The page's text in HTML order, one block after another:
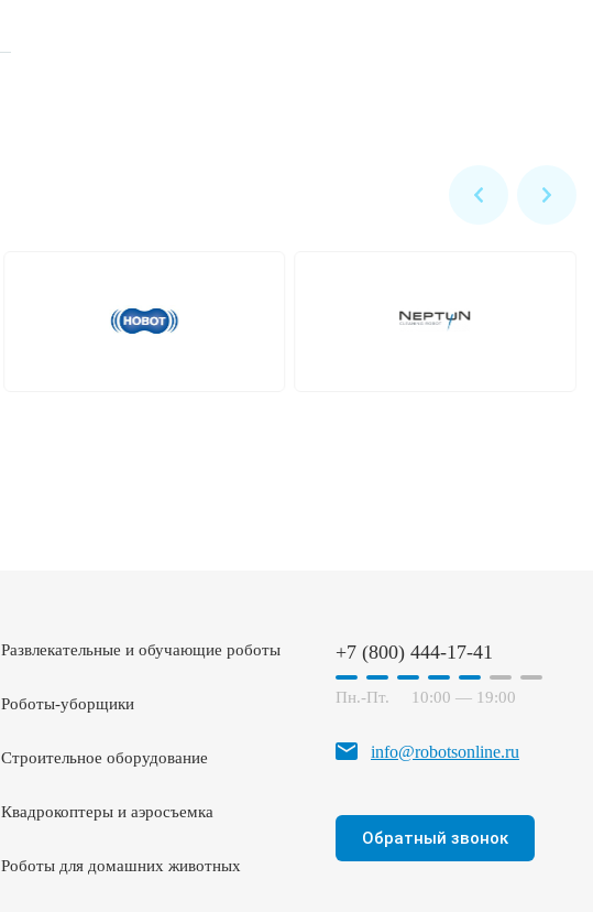
Развлекательные и обучающие роботы
Роботы-уборщики
Строительное оборудование
Квадрокоптеры и аэросъемка
Роботы для домашних животных
+7 (800) 444-17-41
Пн.-Пт. 10:00 — 19:00
info@robotsonline.ru
Обратный звонок